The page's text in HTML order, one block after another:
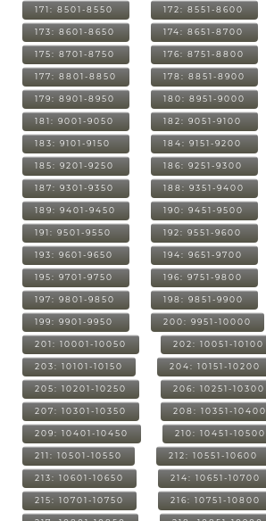
171: 8501-8550 172: 8551-8600
173: 8601-8650 174: 8651-8700
175: 8701-8750 176: 8751-8800
177: 8801-8850 178: 8851-8900
179: 8901-8950 180: 8951-9000
181: 9001-9050 182: 9051-9100
183: 9101-9150 184: 9151-9200
185: 9201-9250 186: 9251-9300
187: 9301-9350 188: 9351-9400
189: 9401-9450 190: 9451-9500
191: 9501-9550 192: 9551-9600
193: 9601-9650 194: 9651-9700
195: 9701-9750 196: 9751-9800
197: 9801-9850 198: 9851-9900
199: 9901-9950 200: 9951-10000
201: 10001-10050 202: 10051-10100
203: 10101-10150 204: 10151-10200
205: 10201-10250 206: 10251-10300
207: 10301-10350 208: 10351-10400
209: 10401-10450 210: 10451-10500
211: 10501-10550 212: 10551-10600
213: 10601-10650 214: 10651-10700
215: 10701-10750 216: 10751-10800